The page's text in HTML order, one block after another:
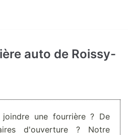
auto de Roissy-
une fourrière ? De
d'ouverture ? Notre